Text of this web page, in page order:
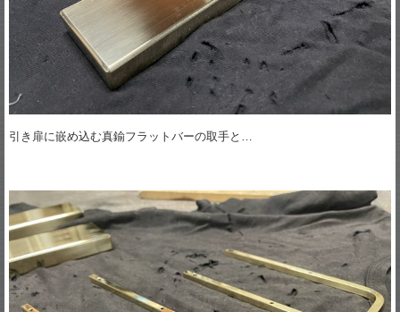
引き扉に嵌め込む真鍮フラットバーの取手と…